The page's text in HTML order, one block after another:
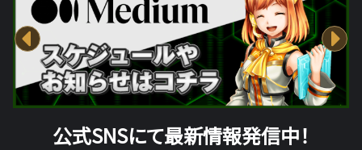
公式SNSにて最新情報発信中！